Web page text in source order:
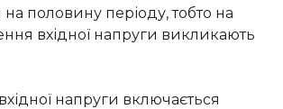
половину періоду, тобто на
вхідної напруги викликають
напруги включається